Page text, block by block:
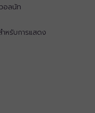
อลนัท
ำหรับการแสดง